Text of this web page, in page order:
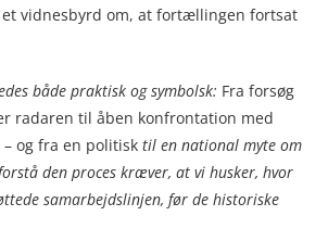
et vidnesbyrd om, at fortællingen fortsat
både praktisk og symbolsk: Fra forsøg
radaren til åben konfrontation med
og fra en politisk til en national myte om
den proces kræver, at vi husker, hvor
samarbejdslinjen, før de historiske